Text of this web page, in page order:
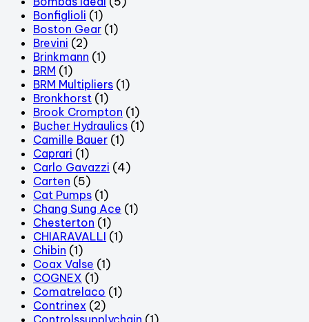
Bonfiglioli (1)
Boston Gear (1)
Brevini (2)
Brinkmann (1)
BRM (1)
BRM Multipliers (1)
Bronkhorst (1)
Brook Crompton (1)
Bucher Hydraulics (1)
Camille Bauer (1)
Caprari (1)
Carlo Gavazzi (4)
Carten (5)
Cat Pumps (1)
Chang Sung Ace (1)
Chesterton (1)
CHIARAVALLI (1)
Chibin (1)
Coax Valse (1)
COGNEX (1)
Comatrelaco (1)
Contrinex (2)
Controlssupplychain (1)